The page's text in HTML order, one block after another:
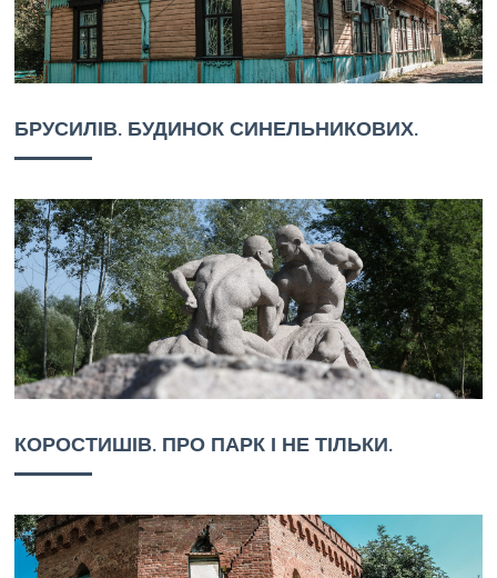
БРУСИЛІВ. БУДИНОК СИНЕЛЬНИКОВИХ.
КОРОСТИШІВ. ПРО ПАРК І НЕ ТІЛЬКИ.